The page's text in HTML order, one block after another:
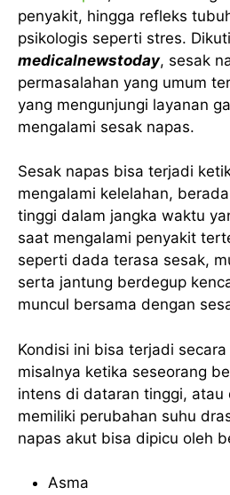
penyakit, hingga refleks
psikologis seperti stres.
medicalnewstoday, sesak
permasalahan yang umum
yang mengunjungi layanan
mengalami sesak napas.
Sesak napas bisa terjadi
mengalami kelelahan,
tinggi dalam jangka waktu
saat mengalami penyakit
seperti dada terasa sesak,
serta jantung berdegup
muncul bersama dengan
Kondisi ini bisa terjadi
misalnya ketika seseorang
intens di dataran tinggi, atau
memiliki perubahan suhu
napas akut bisa dipicu oleh
Asma